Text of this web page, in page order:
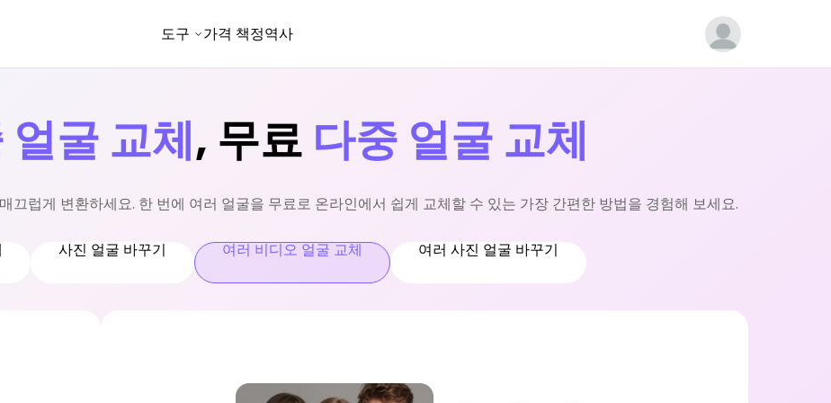
도구 가격 책정역사
얼굴 교체, 무료 다중 얼굴 교체
끄럽게 변환하세요. 한 번에 여러 얼굴을 무료로 온라인에서 쉽게 교체할 수 있는 가장 간편한 방법을 경험해 보세요.
사진 얼굴 바꾸기 여러 비디오 얼굴 교체 여러 사진 얼굴 바꾸기